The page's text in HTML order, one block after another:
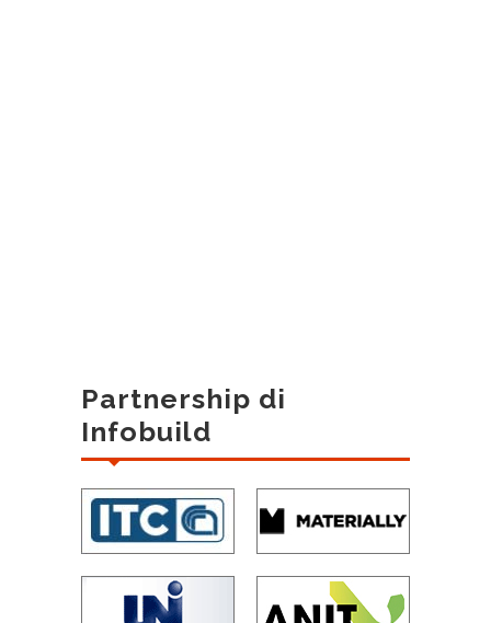
Partnership di
Infobuild